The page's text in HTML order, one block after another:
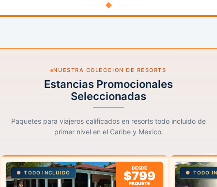
◆
NUESTRA COLECCION DE RESORTS
Estancias Promocionales
Seleccionadas
Paquetes para viajeros calificados en resorts todo incluido de
primer nivel en el Caribe y Mexico.
TODO INCLUIDO
DESDE
$799
PAQUETE
TODO